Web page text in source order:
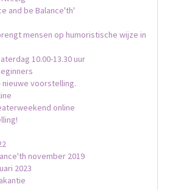
and be Balance'th'
mensen op humoristische wijze in
10.00-13.30 uur
nieuwe voorstelling.
online
november 2019
2023